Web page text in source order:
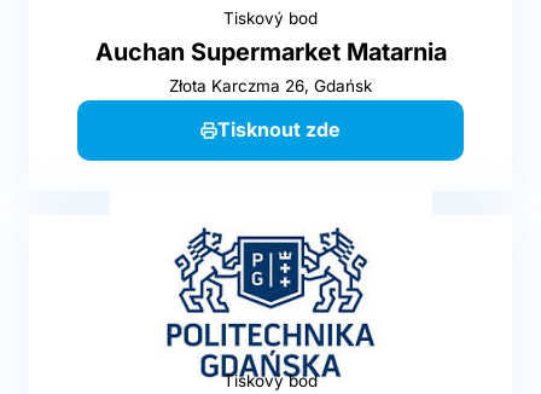
Tiskový bod
Auchan Supermarket Matarnia
Złota Karczma 26, Gdańsk
Tisknout zde
Tiskový bod